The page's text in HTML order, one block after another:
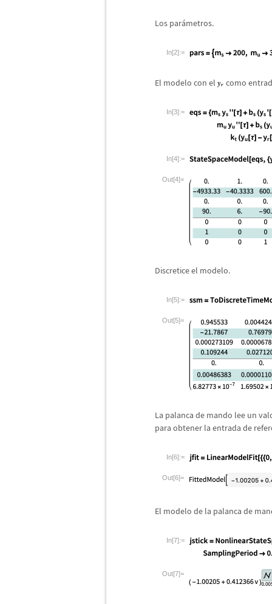
Los parámetros.
In[2]:=
El modelo con el como
In[3]:=
In[4]:=
Out[4]=
Discretice el modelo.
In[5]:=
Out[5]=
La palanca de mando lee un
para obtener la entrada de
In[6]:=
Out[6]=
El modelo de la palanca de
In[7]:=
Out[7]=